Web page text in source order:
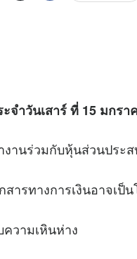
จำวันเสาร์ ที่ 15 มกรา
ร่วมกับหุ้นส่วนประสบ
ทางการเงินอาจเป็น
ามเหินห่าง